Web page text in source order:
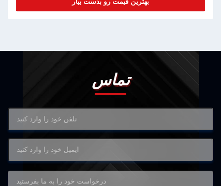
بهترین قیمت رو بدست بیار
تماس